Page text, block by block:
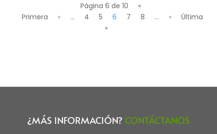
Página 6 de 10
«
Primera
« ... 4 5 6 7 8 ... »
Última
»
¿MÁS INFORMACIÓN? CONTÁCTANOS